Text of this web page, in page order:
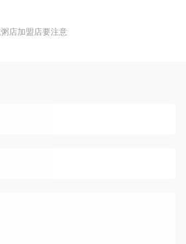
店加盟店要注意